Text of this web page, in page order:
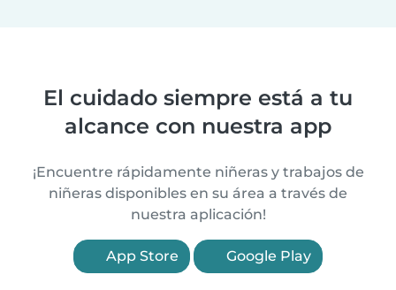
El cuidado siempre está a tu
alcance con nuestra app
¡Encuentre rápidamente niñeras y trabajos de
niñeras disponibles en su área a través de
nuestra aplicación!
App Store Google Play